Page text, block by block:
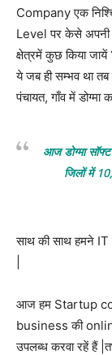
Company एक
Level पर केसे अपनी
क्षेत्रमें कुछ किया जायें
ये जब ही सम्भव था
पंचायत, गाँव में
आज डोग्मा
जिलों में
साथ की साथ हमने
आज हम Startup
business की
उपलब्ध करवा रहें हैं